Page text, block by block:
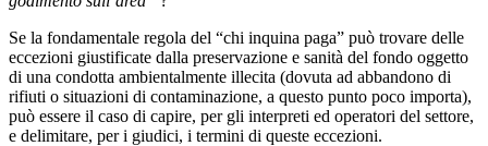
Se la fondamentale regola del “chi inquina paga” può trovare delle
eccezioni giustificate dalla preservazione e sanità del fondo oggetto
di una condotta ambientalmente illecita (dovuta ad abbandono di
rifiuti o situazioni di contaminazione, a questo punto poco importa),
può essere il caso di capire, per gli interpreti ed operatori del settore,
e delimitare, per i giudici, i termini di queste eccezioni.